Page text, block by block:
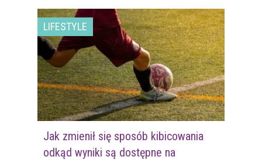
LIFESTYLE
Jak zmienił się sposób kibicowania
odkąd wyniki są dostępne na